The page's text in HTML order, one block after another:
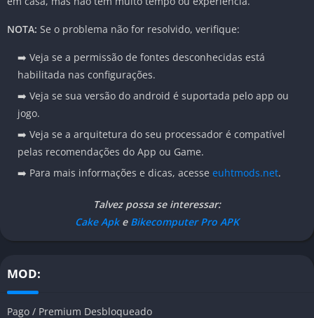
NOTA: Se o problema não for resolvido, verifique:
➡️ Veja se a permissão de fontes desconhecidas está
habilitada nas configurações.
➡️ Veja se sua versão do android é suportada pelo app ou
jogo.
➡️ Veja se a arquitetura do seu processador é compatível
pelas recomendações do App ou Game.
➡️ Para mais informações e dicas, acesse euhtmods.net.
Talvez possa se interessar:
Cake Apke Bikecomputer Pro APK
MOD:
Pago / Premium Desbloqueado